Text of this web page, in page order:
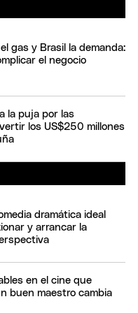
gas y Brasil la demanda:
el negocio
la puja por las
los US$250 millones
dramática ideal
y arrancar la
en el cine que
buen maestro cambia